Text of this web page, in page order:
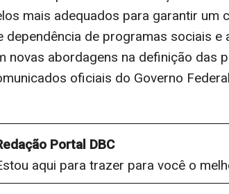
mais adequados para garantir um
dependência de programas sociais
novas abordagens na definição das
oficiais do Governo
Portal DBC
aqui para trazer para você o